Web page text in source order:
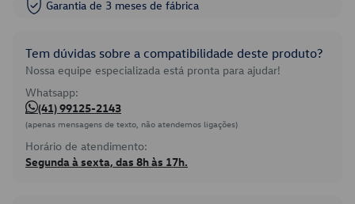
Garantia de 3 meses de fábrica
Tem dúvidas sobre a compatibilidade deste produto?
Nossa equipe especializada está pronta para ajudar!
Whatsapp:
(41) 99125-2143
(apenas mensagens de texto, não atendemos ligações)
Horário de atendimento:
Segunda à sexta, das 8h às 17h.